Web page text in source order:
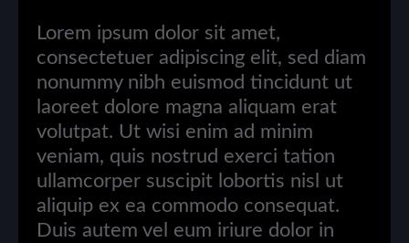
Lorem ipsum dolor sit amet,
consectetuer adipiscing elit, sed diam
nonummy nibh euismod tincidunt ut
laoreet dolore magna aliquam erat
volutpat. Ut wisi enim ad minim
veniam, quis nostrud exerci tation
ullamcorper suscipit lobortis nisl ut
aliquip ex ea commodo consequat.
Duis autem vel eum iriure dolor in